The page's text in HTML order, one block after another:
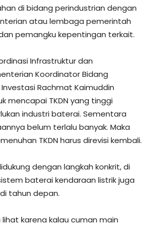
di bidang perindustrian dengan
atau lembaga pemerintah
pemangku kepentingan terkait.
Infrastruktur dan
Koordinator Bidang
Rachmat Kaimuddin
mencapai TKDN yang tinggi
industri baterai. Sementara
belum terlalu banyak. Maka
TKDN harus direvisi kembali.
dengan langkah konkrit, di
baterai kendaraan listrik juga
tahun depan.
lihat karena kalau cuman main